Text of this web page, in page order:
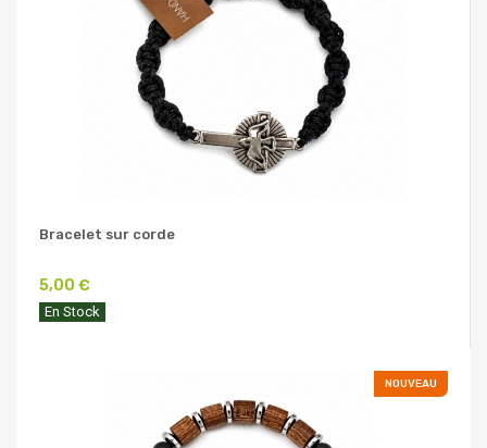
Bracelet sur corde
5,00 €
En Stock
NOUVEAU